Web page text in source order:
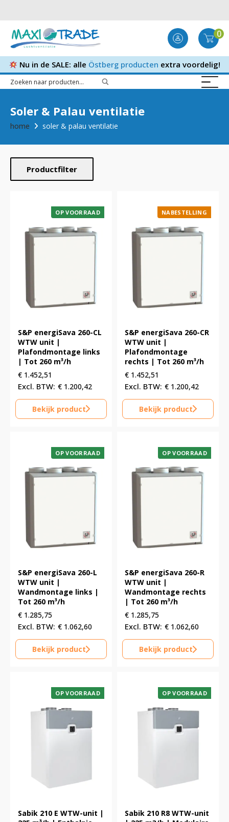
0
Nu in de SALE: alle Östberg producten extra voordelig!
Soler & Palau ventilatie
home soler & palau ventilatie
Productfilter
OP VOORRAAD
S&P energiSava 260-CL
WTW unit |
Plafondmontage links
| Tot 260 m³/h
€ 1.452,51
€ 1.200,42
Bekijk product
NABESTELLING
S&P energiSava 260-CR
WTW unit |
Plafondmontage
rechts | Tot 260 m³/h
€ 1.452,51
€ 1.200,42
Bekijk product
OP VOORRAAD
S&P energiSava 260-L
WTW unit |
Wandmontage links |
Tot 260 m³/h
€ 1.285,75
€ 1.062,60
Bekijk product
OP VOORRAAD
S&P energiSava 260-R
WTW unit |
Wandmontage rechts
| Tot 260 m³/h
€ 1.285,75
€ 1.062,60
Bekijk product
OP VOORRAAD
Sabik 210 E WTW-unit |
OP VOORRAAD
Sabik 210 R8 WTW-unit